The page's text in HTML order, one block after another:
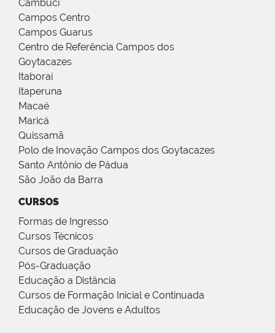
Cambuci
Campos Centro
Campos Guarus
Centro de Referência Campos dos
Goytacazes
Itaboraí
Itaperuna
Macaé
Maricá
Quissamã
Polo de Inovação Campos dos Goytacazes
Santo Antônio de Pádua
São João da Barra
CURSOS
Formas de Ingresso
Cursos Técnicos
Cursos de Graduação
Pós-Graduação
Educação a Distância
Cursos de Formação Inicial e Continuada
Educação de Jovens e Adultos